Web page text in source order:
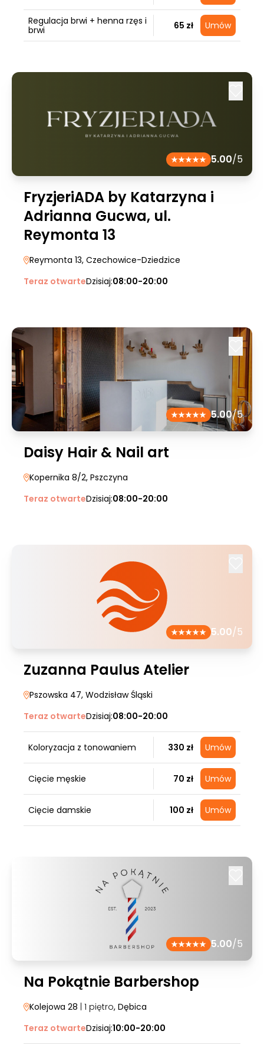
Regulacja brwi + henna rzęs i
brwi
65 zł Umów
5.00/5
FryzjeriADA by Katarzyna i
Adrianna Gucwa, ul.
Reymonta 13
Reymonta 13, Czechowice-Dziedzice
Teraz otwarteDzisiaj:08:00-20:00
5.00/5
Daisy Hair & Nail art
Kopernika 8/2, Pszczyna
Teraz otwarteDzisiaj:08:00-20:00
5.00/5
Zuzanna Paulus Atelier
Pszowska 47, Wodzisław Śląski
Teraz otwarteDzisiaj:08:00-20:00
Koloryzacja z tonowaniem 330 zł Umów
Cięcie męskie 70 zł Umów
Cięcie damskie 100 zł Umów
5.00/5
Na Pokątnie Barbershop
Kolejowa 28 | 1 piętro, Dębica
Teraz otwarteDzisiaj:10:00-20:00